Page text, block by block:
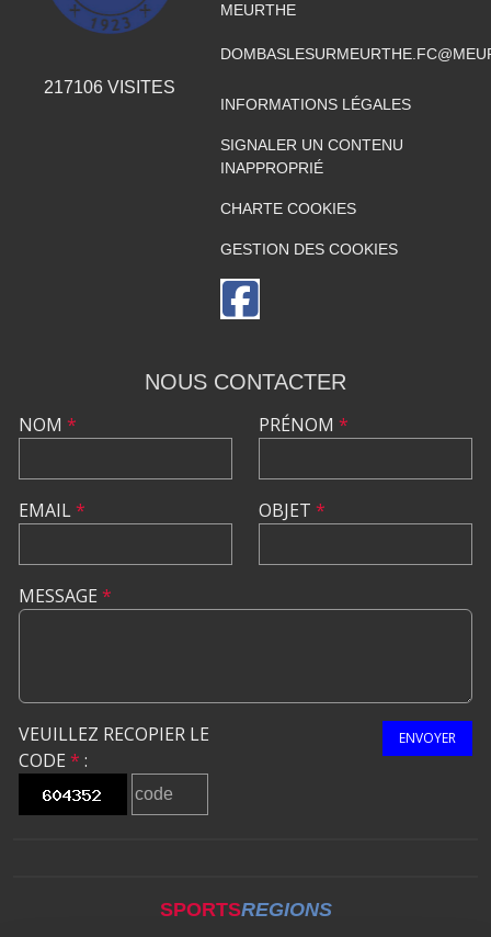
217106 VISITES
MEURTHE
INFORMATIONS LÉGALES
SIGNALER UN CONTENU
INAPPROPRIÉ
CHARTE COOKIES
GESTION DES COOKIES
NOUS CONTACTER
NOM *
EMAIL*
PRÉNOM *
OBJET *
MESSAGE *
VEUILLEZ RECOPIER LE
CODE * :
ENVOYER
SPORTSREGIONS